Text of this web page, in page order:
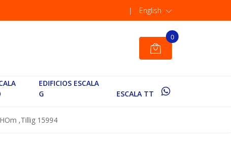
| English
0
EDIFICIOS ESCALA
G
ESCALA TT
,Tillig 15994